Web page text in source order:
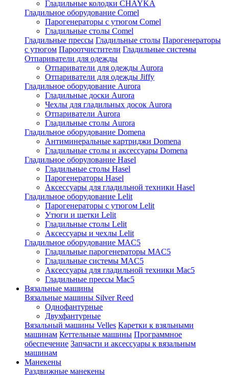
Гладильные колодки CHAYKA
Гладильное оборудование Comel
Парогенераторы с утюгом Comel
Гладильные столы Comel
Гладильные прессы Гладильные столы Парогенераторы
с утюгом Пароотчистители Гладильные системы
Отпариватели для одежды
Отпариватели для одежды Aurora
Отпариватели для одежды Jiffy
Гладильное оборудование Aurora
Гладильные доски Aurora
Чехлы для гладильных досок Aurora
Отпариватели Aurora
Гладильные столы Aurora
Гладильное оборудование Domena
Антиминеральные картриджи Domena
Гладильные столы и аксессуары Domena
Гладильное оборулование Hasel
Гладильные столы Hasel
Парогенераторы Hasel
Аксессуары для гладильной техники Hasel
Гладильное оборудование Lelit
Парогенераторы с утюгом Lelit
Утюги и щетки Lelit
Гладильные столы Lelit
Аксессуары и чехлы Lelit
Гладильное оборудование MAC5
Гладильные парогенераторы MAC5
Гладильные системы MAC5
Аксессуары для гладильной техники Mac5
Гладильные прессы Mac5
Вязальные машины
Вязальные машины Silver Reed
Однофантурные
Двухфантурные
Вязальный машины Velles Каретки к взяльными
машинам Кеттельные машины Программное
обеспечение Запчасти и аксессуары к вязальным
машинам
Манекены
Раздвижные манекены